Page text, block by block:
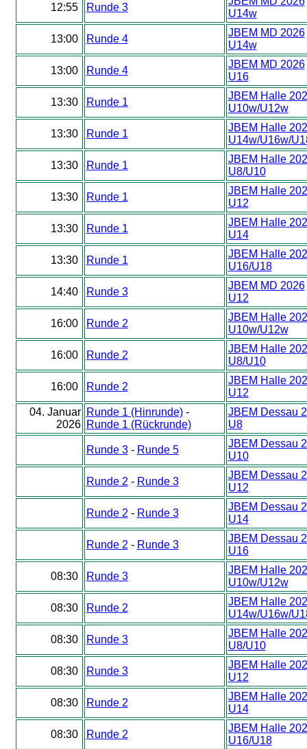
12:55 Runde 3
U14w
13:00 Runde 4
JBEM MD 2026
U14w
13:00 Runde 4
JBEM MD 2026
U16
13:30 Runde 1
JBEM Halle
U10w/U12w
13:30 Runde 1
JBEM Halle
U14w/U16w/
13:30 Runde 1
JBEM Halle
U8/U10
13:30 Runde 1
JBEM Halle
U12
13:30 Runde 1
JBEM Halle
U14
13:30 Runde 1
JBEM Halle
U16/U18
14:40 Runde 3
JBEM MD 2026
U12
16:00 Runde 2
JBEM Halle
U10w/U12w
16:00 Runde 2
JBEM Halle
U8/U10
16:00 Runde 2
JBEM Halle
U12
04. Januar
2026
Runde 1 (Hinrunde)-
Runde 1 (Rückrunde)
JBEM Dessau
U8
Runde 3- Runde 5
JBEM Dessau
U10
Runde 2 - Runde 3
JBEM Dessau
U12
Runde 2 - Runde 3
JBEM Dessau
U14
Runde 2 - Runde 3
JBEM Dessau
U16
08:30 Runde 3
JBEM Halle
U10w/U12w
08:30 Runde 2
JBEM Halle
U14w/U16w/
08:30 Runde 3
JBEM Halle
U8/U10
08:30 Runde 3
JBEM Halle
U12
08:30 Runde 2
JBEM Halle
U14
08:30 Runde 2
JBEM Halle
U16/U18